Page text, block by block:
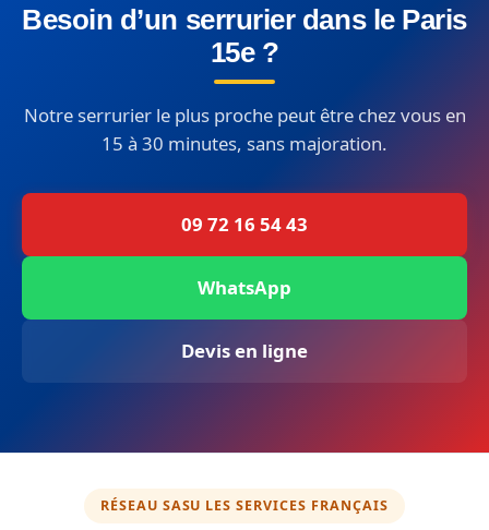
Besoin d’un serrurier dans le Paris
15e ?
Notre serrurier le plus proche peut être chez vous en
15 à 30 minutes, sans majoration.
09 72 16 54 43
WhatsApp
Devis en ligne
RÉSEAU SASU LES SERVICES FRANÇAIS